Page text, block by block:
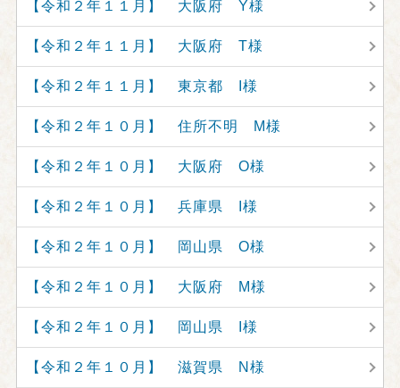
【令和２年１１月】 大阪府 Y様
【令和２年１１月】 大阪府 T様
【令和２年１１月】 東京都 I様
【令和２年１０月】 住所不明 M様
【令和２年１０月】 大阪府 O様
【令和２年１０月】 兵庫県 I様
【令和２年１０月】 岡山県 O様
【令和２年１０月】 大阪府 M様
【令和２年１０月】 岡山県 I様
【令和２年１０月】 滋賀県 N様